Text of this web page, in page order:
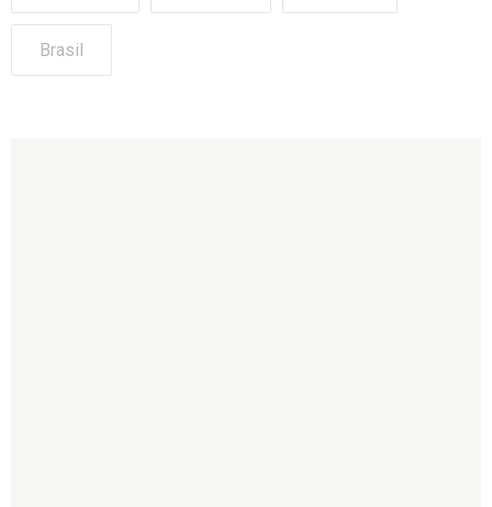
Brasil